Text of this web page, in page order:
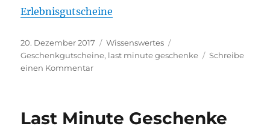
Erleb­nis­gut­schei­ne
Veröffentlicht
am
20. Dezember 2017 Kategorien
Wissenswertes
Geschenkgutscheine, last minute geschenke
Schreibe
einen Kommentarzu
Last Minute Geschenke